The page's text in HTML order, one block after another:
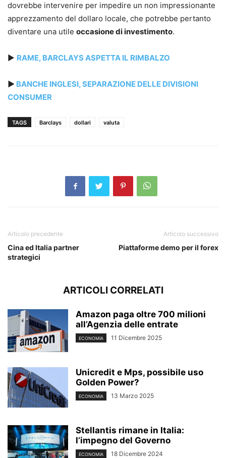
dovrebbe intervenire per impedire un non impressionante
apprezzamento del dollaro locale, che potrebbe pertanto
diventare una utile occasione di investimento.
► RAME, BARCLAYS ASPETTA IL RIMBALZO
► BANCHE INGLESI, SEPARAZIONE DELLE DIVISIONI
CONSUMER
TAGS Barclays dollari valuta
Articolo precedente
Cina ed Italia partner
strategici
Articolo successivo
Piattaforme demo per il forex
ARTICOLI CORRELATI
Amazon paga oltre 700 milioni
all’Agenzia delle entrate
ECONOMIA 11 Dicembre 2025
Unicredit e Mps, possibile uso
Golden Power?
ECONOMIA 13 Marzo 2025
Stellantis rimane in Italia:
l’impegno del Governo
ECONOMIA 18 Dicembre 2024